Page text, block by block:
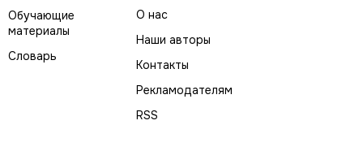
Обучающие
материалы
Словарь
О нас
Наши авторы
Контакты
Рекламодателям
RSS